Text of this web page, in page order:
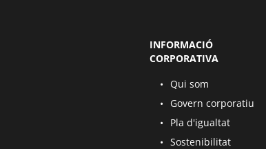
INFORMACIÓ
CORPORATIVA
Qui som
S’obre en una pàgina nova
Govern corporatiu
S’obre en una pàgina nova
Pla d'igualtat
S’obre en una pàgina nova
Sostenibilitat
S’obre en una pàgina nova